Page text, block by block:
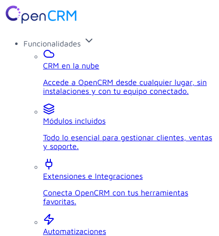
Funcionalidades
CRM en la nube
Accede a OpenCRM desde cualquier lugar, sin
instalaciones y con tu equipo conectado.
Módulos incluidos
Todo lo esencial para gestionar clientes, ventas
y soporte.
Extensiones e Integraciones
Conecta OpenCRM con tus herramientas
favoritas.
Automatizaciones